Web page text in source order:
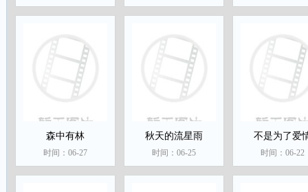
森中有林
时间：06-27
秋天的流星雨
时间：06-25
不是为了爱
时间：06-22